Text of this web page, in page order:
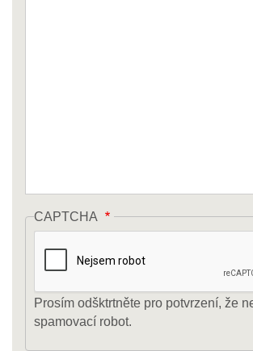
CAPTCHA
Prosím odšktrtněte pro potvrzení, že
spamovací robot.